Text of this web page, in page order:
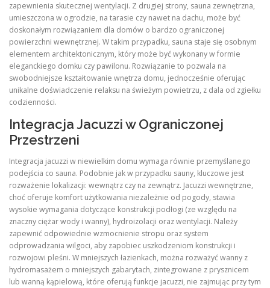
zapewnienia skutecznej wentylacji. Z drugiej strony, sauna zewnętrzna,
umieszczona w ogrodzie, na tarasie czy nawet na dachu, może być
doskonałym rozwiązaniem dla domów o bardzo ograniczonej
powierzchni wewnętrznej. W takim przypadku, sauna staje się osobnym
elementem architektonicznym, który może być wykonany w formie
eleganckiego domku czy pawilonu. Rozwiązanie to pozwala na
swobodniejsze kształtowanie wnętrza domu, jednocześnie oferując
unikalne doświadczenie relaksu na świeżym powietrzu, z dala od zgiełku
codzienności.
Integracja Jacuzzi w Ograniczonej
Przestrzeni
Integracja jacuzzi w niewielkim domu wymaga równie przemyślanego
podejścia co sauna. Podobnie jak w przypadku sauny, kluczowe jest
rozważenie lokalizacji: wewnątrz czy na zewnątrz. Jacuzzi wewnętrzne,
choć oferuje komfort użytkowania niezależnie od pogody, stawia
wysokie wymagania dotyczące konstrukcji podłogi (ze względu na
znaczny ciężar wody i wanny), hydroizolacji oraz wentylacji. Należy
zapewnić odpowiednie wzmocnienie stropu oraz system
odprowadzania wilgoci, aby zapobiec uszkodzeniom konstrukcji i
rozwojowi pleśni. W mniejszych łazienkach, można rozważyć wanny z
hydromasażem o mniejszych gabarytach, zintegrowane z prysznicem
lub wanną kąpielową, które oferują funkcje jacuzzi, nie zajmując przy tym